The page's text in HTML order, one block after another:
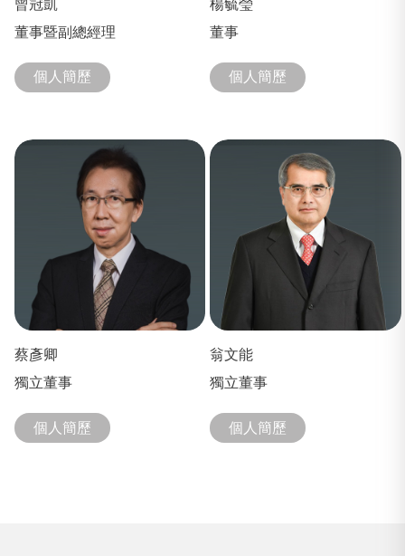
曾冠凱
董事暨副總經理
個人簡歷
楊毓瑩
董事
個人簡歷
蔡彥卿
獨立董事
個人簡歷
翁文能
獨立董事
個人簡歷